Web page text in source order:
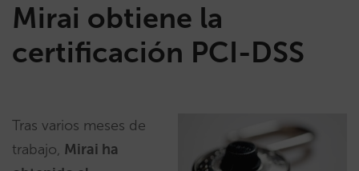
Mirai obtiene la
certificación PCI-DSS
Tras varios meses de
trabajo, Mirai ha